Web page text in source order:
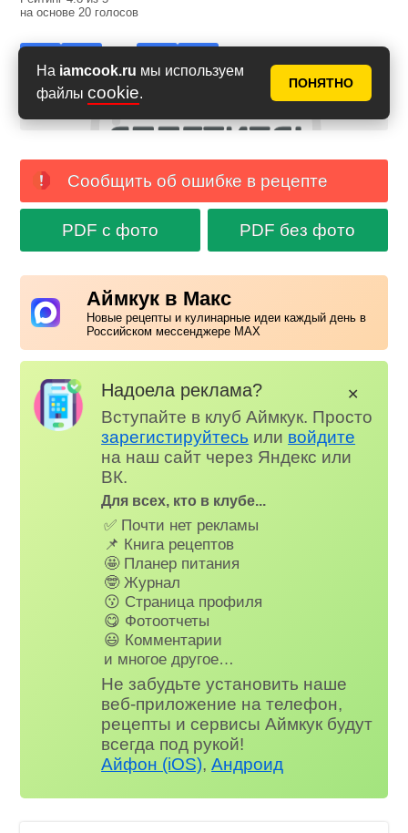
На iamcook.ru мы используем
файлы cookie.
ПОНЯТНО
на основе20 голосов
Сообщить об ошибке в рецепте
PDF с фото PDF без фото
Аймкук в Макс
Новые рецепты и кулинарные идеи каждый день в
Российском мессенджере MAX
Надоела реклама?
Вступайте в клуб Аймкук. Просто
зарегистируйтесь или войдите
на наш сайт через Яндекс или
ВК.
Для всех, кто в клубе...
✅ Почти нет рекламы
📌 Книга рецептов
🤩 Планер питания
🤓 Журнал
😗 Страница профиля
😋 Фотоотчеты
😃 Комментарии
и многое другое…
Не забудьте установить наше
веб-приложение на телефон,
рецепты и сервисы Аймкук будут
всегда под рукой!
Айфон (iOS),Андроид
✕